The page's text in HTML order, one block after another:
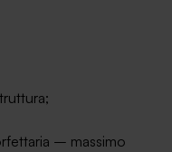
– massimo